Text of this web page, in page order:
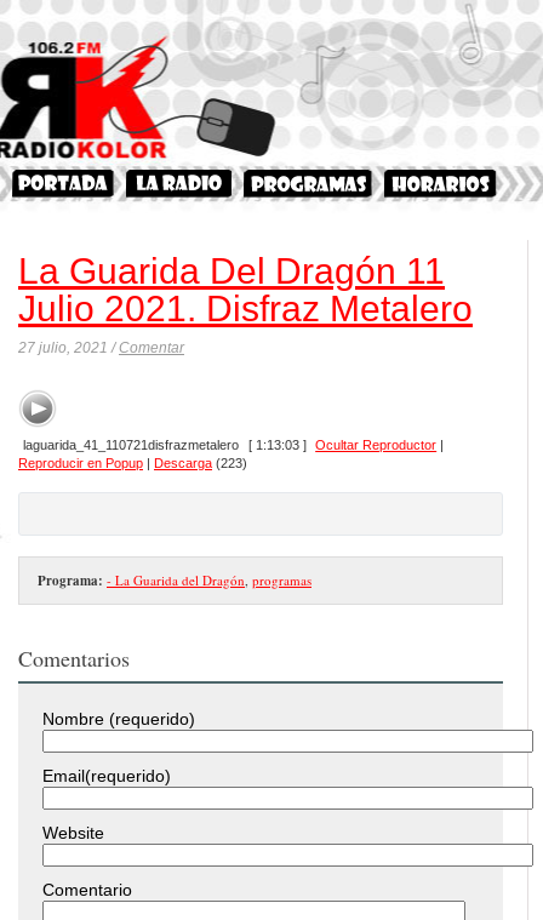
La Guarida Del Dragón 11
Julio 2021. Disfraz Metalero
27 julio, 2021 /Comentar
laguarida_41_110721disfrazmetalero [ 1:13:03 ] Ocultar Reproductor |
Reproducir en Popup | Descarga (223)
Programa: - La Guarida del Dragón programas
Comentarios
Nombre (requerido)
Email(requerido)
Website
Comentario